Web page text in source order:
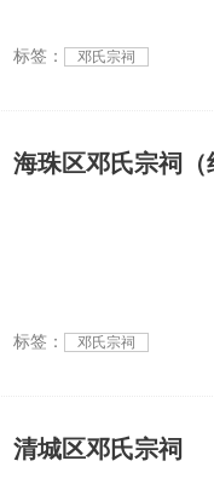
标签： 邓氏宗祠
海珠区邓氏宗祠
标签： 邓氏宗祠
清城区邓氏宗祠